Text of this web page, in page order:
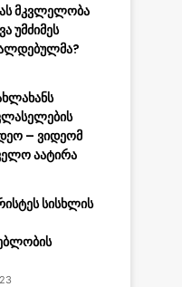
მკვლელობა
უმძიმეს
– ვიდეომ
აატირა
სისხლის